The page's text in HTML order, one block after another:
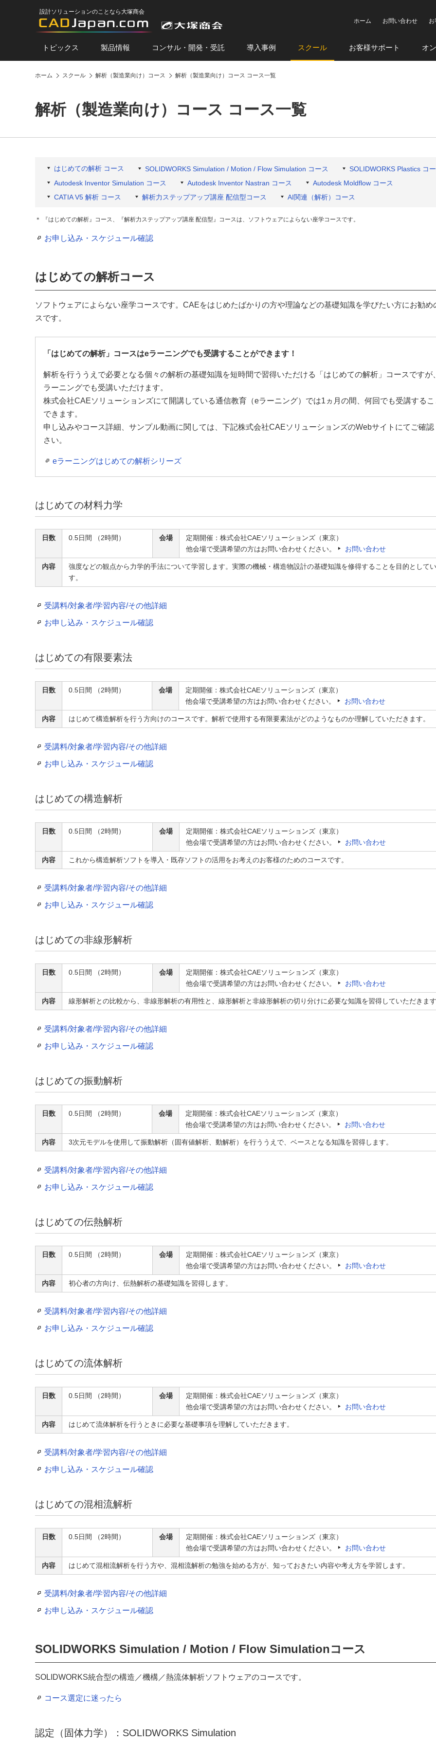
設計ソリューションのことなら大塚商会
ホーム
お問い合わせ お
トピックス 製品情報 コンサル・開発・受託 導入事例 スクール お客様サポート オ
ホーム スクール 解析（製造業向け）コース 解析（製造業向け）コース コース一覧
解析（製造業向け）コース コース一覧
はじめての解析 コース SOLIDWORKS Simulation / Motion / Flow Simulation コース
SOLIDWORKS Plastics コ
Autodesk Inventor Simulation コース
Autodesk Inventor Nastran コース
Autodesk Moldflow コース
CATIA V5 解析 コース
解析力ステップアップ講座 配信型コース AI関連（解析）コース
＊ 『はじめての解析』コース、『解析力ステップアップ講座 配信型』コースは、ソフトウェアによらない座学コースです。
お申し込み・スケジュール確認
はじめての解析コース
ソフトウェアによらない座学コースです。CAEをはじめたばかりの方や理論などの基礎知識を学びたい方にお勧め
スです。
「はじめての解析」コースはeラーニングでも受講することができます！
解析を行ううえで必要となる個々の解析の基礎知識を短時間で習得いただける「はじめての解析」コースですが
ラーニングでも受講いただけます。
株式会社CAEソリューションズにて開講している通信教育（eラーニング）では1ヵ月の間、何回でも受講する
できます。
申し込みやコース詳細、サンプル動画に関しては、下記株式会社CAEソリューションズのWebサイトにてご確認
さい。
eラーニングはじめての解析シリーズ
はじめての材料力学
日数 0.5日間 （2時間） 会場
定期開催：株式会社CAEソリューションズ（東京）
他会場で受講希望の方はお問い合わせください。
お問い合わせ
内容
強度などの観点から力学的手法について学習します。実際の機械・構造物設計の基礎知識を修得することを目的として
す。
受講料/対象者/学習内容/その他詳細
お申し込み・スケジュール確認
はじめての有限要素法
日数 0.5日間 （2時間） 会場
定期開催：株式会社CAEソリューションズ（東京）
他会場で受講希望の方はお問い合わせください。
お問い合わせ
内容 はじめて構造解析を行う方向けのコースです。解析で使用する有限要素法がどのようなものか理解していただきます。
受講料/対象者/学習内容/その他詳細
お申し込み・スケジュール確認
はじめての構造解析
日数 0.5日間 （2時間） 会場
定期開催：株式会社CAEソリューションズ（東京）
他会場で受講希望の方はお問い合わせください。
お問い合わせ
内容 これから構造解析ソフトを導入・既存ソフトの活用をお考えのお客様のためのコースです。
受講料/対象者/学習内容/その他詳細
お申し込み・スケジュール確認
はじめての非線形解析
日数 0.5日間 （2時間） 会場
定期開催：株式会社CAEソリューションズ（東京）
他会場で受講希望の方はお問い合わせください。
お問い合わせ
内容 線形解析との比較から、非線形解析の有用性と、線形解析と非線形解析の切り分けに必要な知識を習得していただきま
受講料/対象者/学習内容/その他詳細
お申し込み・スケジュール確認
はじめての振動解析
日数 0.5日間 （2時間） 会場
定期開催：株式会社CAEソリューションズ（東京）
他会場で受講希望の方はお問い合わせください。
お問い合わせ
内容 3次元モデルを使用して振動解析（固有値解析、動解析）を行ううえで、ベースとなる知識を習得します。
受講料/対象者/学習内容/その他詳細
お申し込み・スケジュール確認
はじめての伝熱解析
日数 0.5日間 （2時間） 会場
定期開催：株式会社CAEソリューションズ（東京）
他会場で受講希望の方はお問い合わせください。
お問い合わせ
内容 初心者の方向け、伝熱解析の基礎知識を習得します。
受講料/対象者/学習内容/その他詳細
お申し込み・スケジュール確認
はじめての流体解析
日数 0.5日間 （2時間） 会場
定期開催：株式会社CAEソリューションズ（東京）
他会場で受講希望の方はお問い合わせください。
お問い合わせ
内容 はじめて流体解析を行うときに必要な基礎事項を理解していただきます。
受講料/対象者/学習内容/その他詳細
お申し込み・スケジュール確認
はじめての混相流解析
日数 0.5日間 （2時間） 会場
定期開催：株式会社CAEソリューションズ（東京）
他会場で受講希望の方はお問い合わせください。
お問い合わせ
内容 はじめて混相流解析を行う方や、混相流解析の勉強を始める方が、知っておきたい内容や考え方を学習します。
受講料/対象者/学習内容/その他詳細
お申し込み・スケジュール確認
SOLIDWORKS Simulation / Motion / Flow Simulationコース
SOLIDWORKS統合型の構造／機構／熱流体解析ソフトウェアのコースです。
コース選定に迷ったら
認定（固体力学）：SOLIDWORKS Simulation